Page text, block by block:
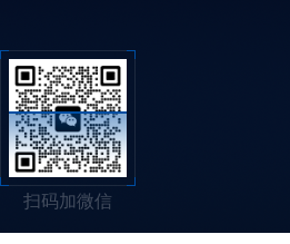
扫码加微信